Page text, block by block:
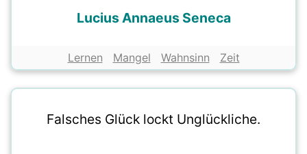
Lucius Annaeus Seneca
Lernen Mangel Wahnsinn Zeit
Falsches Glück lockt Unglückliche.